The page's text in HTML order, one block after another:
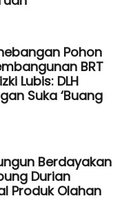
Pohon
BRT
Lubis: DLH
Suka ‘Buang
Berdayakan
Durian
Produk Olahan